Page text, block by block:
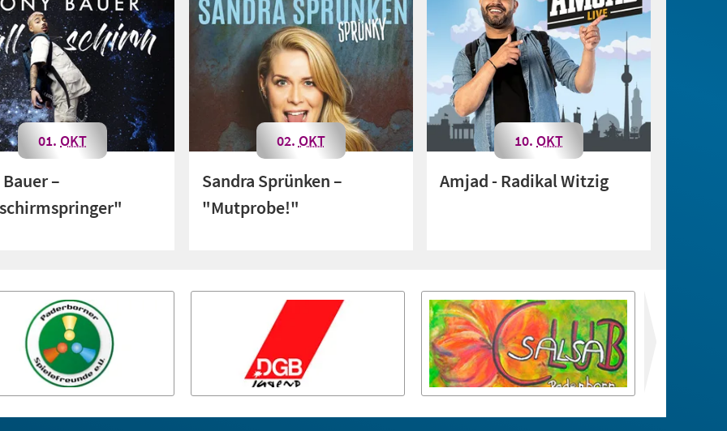
–
01. OKT
Sandra Sprünken –
"Mutprobe!"
02. OKT
Amjad - Radikal Witzig
10. OKT